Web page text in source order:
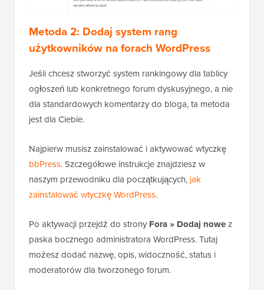
Metoda 2: Dodaj system rang
użytkowników na forach WordPress
Jeśli chcesz stworzyć system rankingowy dla tablicy
ogłoszeń lub konkretnego forum dyskusyjnego, a nie
dla standardowych komentarzy do bloga, ta metoda
jest dla Ciebie.
Najpierw musisz zainstalować i aktywować wtyczkę
bbPress. Szczegółowe instrukcje znajdziesz w
naszym przewodniku dla początkujących, jak
zainstalować wtyczkę WordPress.
Po aktywacji przejdź do strony Fora » Dodaj nowez
paska bocznego administratora WordPress. Tutaj
możesz dodać nazwę, opis, widoczność, status i
moderatorów dla tworzonego forum.